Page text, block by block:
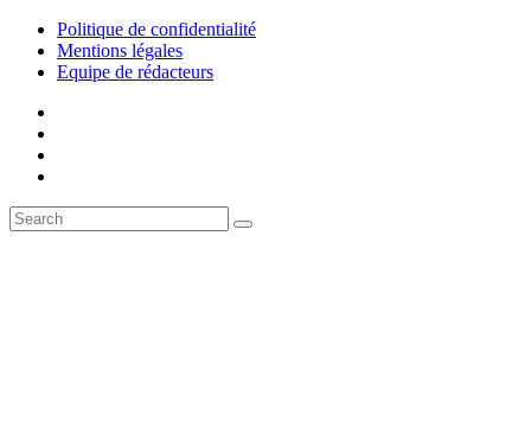
Politique de confidentialité
Mentions légales
Equipe de rédacteurs